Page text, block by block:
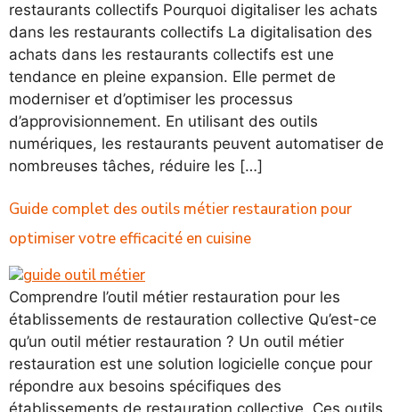
restaurants collectifs Pourquoi digitaliser les achats
dans les restaurants collectifs La digitalisation des
achats dans les restaurants collectifs est une
tendance en pleine expansion. Elle permet de
moderniser et d’optimiser les processus
d’approvisionnement. En utilisant des outils
numériques, les restaurants peuvent automatiser de
nombreuses tâches, réduire les […]
Guide complet des outils métier restauration pour
optimiser votre efficacité en cuisine
Comprendre l’outil métier restauration pour les
établissements de restauration collective Qu’est-ce
qu’un outil métier restauration ? Un outil métier
restauration est une solution logicielle conçue pour
répondre aux besoins spécifiques des
établissements de restauration collective. Ces outils